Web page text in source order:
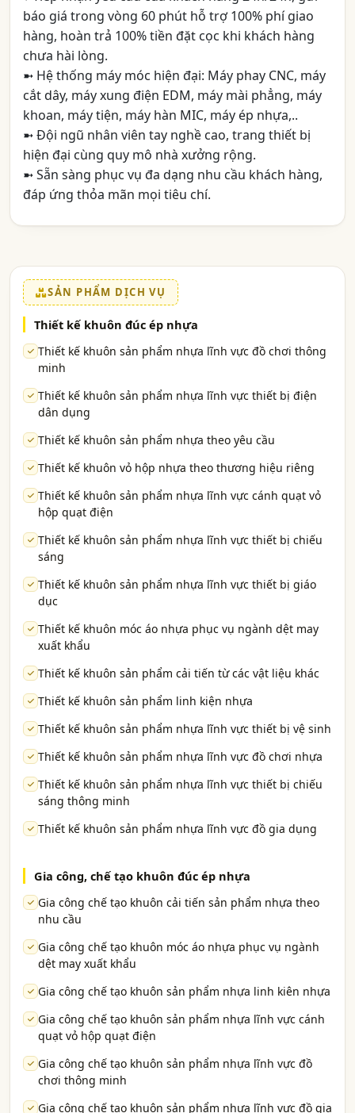
báo giá trong vòng 60 phút hỗ trợ 100% phí giao
hàng, hoàn trả 100% tiền đặt cọc khi khách hàng
chưa hài lòng.
➼ Hệ thống máy móc hiện đại: Máy phay CNC, máy
cắt dây, máy xung điện EDM, máy mài phẳng, máy
khoan, máy tiện, máy hàn MIC, máy ép nhựa,..
➼ Đội ngũ nhân viên tay nghề cao, trang thiết bị
hiện đại cùng quy mô nhà xưởng rộng.
➼ Sẵn sàng phục vụ đa dạng nhu cầu khách hàng,
đáp ứng thỏa mãn mọi tiêu chí.
SẢN PHẨM DỊCH VỤ
Thiết kế khuôn đúc ép nhựa
Thiết kế khuôn sản phẩm nhựa lĩnh vực đồ chơi thông
minh
Thiết kế khuôn sản phẩm nhựa lĩnh vực thiết bị điện
dân dụng
Thiết kế khuôn sản phẩm nhựa theo yêu cầu
Thiết kế khuôn vỏ hộp nhựa theo thương hiệu riêng
Thiết kế khuôn sản phẩm nhựa lĩnh vực cánh quạt vỏ
hộp quạt điện
Thiết kế khuôn sản phẩm nhựa lĩnh vực thiết bị chiếu
sáng
Thiết kế khuôn sản phẩm nhựa lĩnh vực thiết bị giáo
dục
Thiết kế khuôn móc áo nhựa phục vụ ngành dệt may
xuất khẩu
Thiết kế khuôn sản phẩm cải tiến từ các vật liệu khác
Thiết kế khuôn sản phẩm linh kiện nhựa
Thiết kế khuôn sản phẩm nhựa lĩnh vực thiết bị vệ sinh
Thiết kế khuôn sản phẩm nhựa lĩnh vực đồ chơi nhựa
Thiết kế khuôn sản phẩm nhựa lĩnh vực thiết bị chiếu
sáng thông minh
Thiết kế khuôn sản phẩm nhựa lĩnh vực đồ gia dụng
Gia công, chế tạo khuôn đúc ép nhựa
Gia công chế tạo khuôn cải tiến sản phẩm nhựa theo
nhu cầu
Gia công chế tạo khuôn móc áo nhựa phục vụ ngành
dệt may xuất khẩu
Gia công chế tạo khuôn sản phẩm nhựa linh kiên nhựa
Gia công chế tạo khuôn sản phẩm nhựa lĩnh vực cánh
quạt vỏ hộp quạt điện
Gia công chế tạo khuôn sản phẩm nhựa lĩnh vực đồ
chơi thông minh
Gia công chế tạo khuôn sản phẩm nhựa lĩnh vực đồ gia